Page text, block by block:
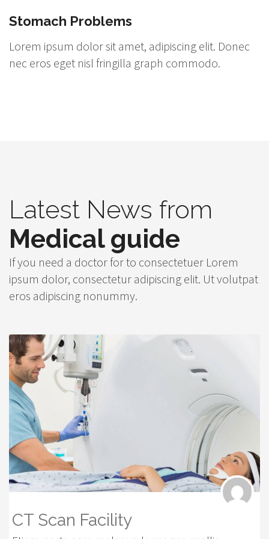
Stomach Problems
Lorem ipsum dolor sit amet, adipiscing elit. Donec
nec eros eget nisl fringilla graph commodo.
Latest News from
Medical guide
If you need a doctor for to consectetuer Lorem
ipsum dolor, consectetur adipiscing elit. Ut volutpat
eros adipiscing nonummy.
CT Scan Facility